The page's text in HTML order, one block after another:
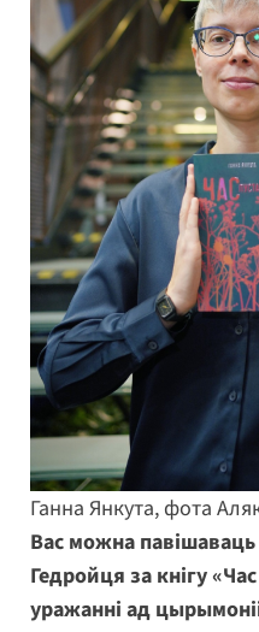
Ганна Янкута, фота
Вас можна
Гедройця за кнігу
уражанні ад